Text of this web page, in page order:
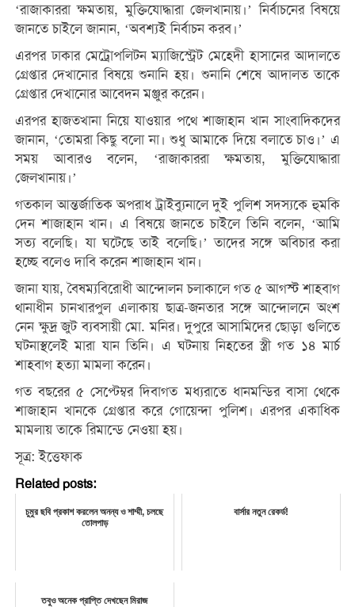
‘রাজাকাররা ক্ষমতায়, মুক্তিযোদ্ধারা জেলখানায়।’ নির্বাচনের বিষয়ে
জানতে চাইলে জানান, ‘অবশ্যই নির্বাচন করব।’
এরপর ঢাকার মেট্রোপলিটন ম্যাজিস্ট্রেট মেহেদী হাসানের আদালতে
গ্রেপ্তার দেখানোর বিষয়ে শুনানি হয়। শুনানি শেষে আদালত তাকে
গ্রেপ্তার দেখানোর আবেদন মঞ্জুর করেন।
এরপর হাজতখানা নিয়ে যাওয়ার পথে শাজাহান খান সাংবাদিকদের
জানান, ‘তোমরা কিছু বলো না। শুধু আমাকে দিয়ে বলাতে চাও।’ এ
সময় আবারও বলেন, ‘রাজাকাররা ক্ষমতায়, মুক্তিযোদ্ধারা
জেলখানায়।’
গতকাল আন্তর্জাতিক অপরাধ ট্রাইব্যুনালে দুই পুলিশ সদস্যকে হুমকি
দেন শাজাহান খান। এ বিষয়ে জানতে চাইলে তিনি বলেন, ‘আমি
সত্য বলেছি। যা ঘটেছে তাই বলেছি।’ তাদের সঙ্গে অবিচার করা
হচ্ছে বলেও দাবি করেন শাজাহান খান।
জানা যায়, বৈষম্যবিরোধী আন্দোলন চলাকালে গত ৫ আগস্ট শাহবাগ
থানাধীন চানখারপুল এলাকায় ছাত্র-জনতার সঙ্গে আন্দোলনে অংশ
নেন ক্ষুদ্র জুট ব্যবসায়ী মো. মনির। দুপুরে আসামিদের ছোড়া গুলিতে
ঘটনাস্থলেই মারা যান তিনি। এ ঘটনায় নিহতের স্ত্রী গত ১৪ মার্চ
শাহবাগ হত্যা মামলা করেন।
গত বছরের ৫ সেপ্টেম্বর দিবাগত মধ্যরাতে ধানমন্ডির বাসা থেকে
শাজাহান খানকে গ্রেপ্তার করে গোয়েন্দা পুলিশ। এরপর একাধিক
মামলায় তাকে রিমান্ডে নেওয়া হয়।
সূত্র: ইত্তেফাক
Related posts:
চুমুর ছবি প্রকাশ করলেন অনন্য ও শাম্মী, চলছে
তােলপাড়
বার্সার নতুন রেকর্ড!
তবুও অনেক প্রাপ্তি দেখছেন মিরাজ